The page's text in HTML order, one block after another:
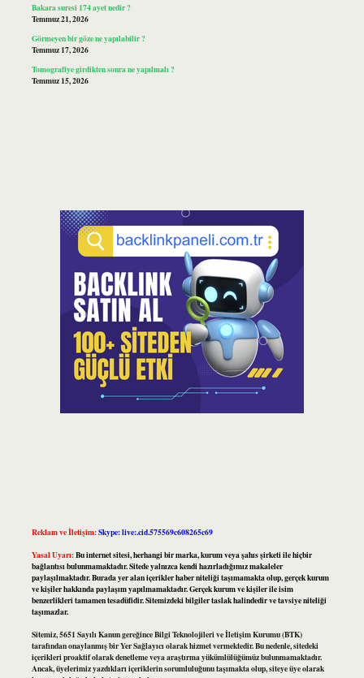
Bakara suresi 174 ayet nedir ?
Temmuz 21, 2026
Görmeyen bir göze ne yapılabilir ?
Temmuz 17, 2026
Tomografiye girdikten sonra ne yapılmalı ?
Temmuz 15, 2026
Reklam ve İletişim:Skype: live:.cid.575569c608265c69
Yasal Uyarı:Bu internet sitesi, herhangi bir marka, kurum veya şahıs şirketi ile hiçbir
bağlantısı bulunmamaktadır. Sitede yalnızca kendi hazırladığımız makaleler
paylaşılmaktadır. Burada yer alan içerikler haber niteliği taşımamakta olup, gerçek kurum
ve kişiler hakkında paylaşım yapılmamaktadır. Gerçek kurum ve kişiler ile isim
benzerlikleri tamamen tesadüfidir. Sitemizdeki bilgiler taslak halindedir ve tavsiye niteliği
taşımazlar.
Sitemiz, 5651 Sayılı Kanun gereğince Bilgi Teknolojileri ve İletişim Kurumu (BTK)
tarafından onaylanmış bir Yer Sağlayıcı olarak hizmet vermektedir. Bu nedenle, sitedeki
içerikleri proaktif olarak denetleme veya araştırma yükümlülüğümüz bulunmamaktadır.
Ancak, üyelerimiz yazdıkları içeriklerin sorumluluğunu taşımakta olup, siteye üye olarak